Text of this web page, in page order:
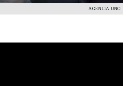
AGENCIA UNO